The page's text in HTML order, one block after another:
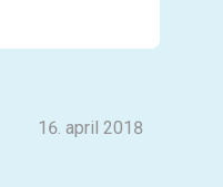
16. april 2018